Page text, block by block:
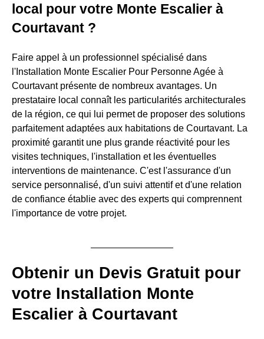
local pour votre Monte Escalier à
Courtavant ?
Faire appel à un professionnel spécialisé dans
l'Installation Monte Escalier Pour Personne Agée à
Courtavant présente de nombreux avantages. Un
prestataire local connaît les particularités architecturales
de la région, ce qui lui permet de proposer des solutions
parfaitement adaptées aux habitations de Courtavant. La
proximité garantit une plus grande réactivité pour les
visites techniques, l'installation et les éventuelles
interventions de maintenance. C'est l'assurance d'un
service personnalisé, d'un suivi attentif et d'une relation
de confiance établie avec des experts qui comprennent
l'importance de votre projet.
Obtenir un Devis Gratuit pour
votre Installation Monte
Escalier à Courtavant